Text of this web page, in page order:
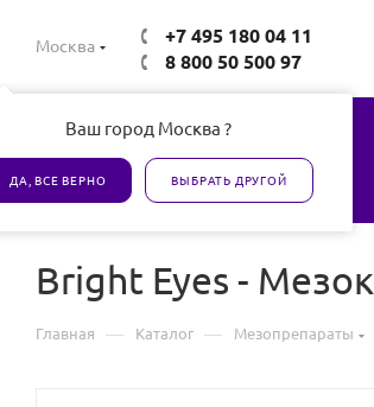
Москва
Ваш город Москва ?
ДА, ВСЕ ВЕРНО ВЫБРАТЬ ДРУГОЙ
+7 495 180 04 11
8 800 50 500 97
Все товары сертифицированы
Bright Eyes -
Главная — Каталог — Мезопрепараты